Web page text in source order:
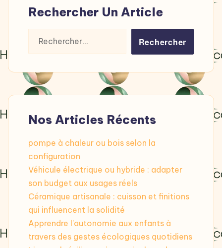
Rechercher Un Article
Nos Articles Récents
pompe à chaleur ou bois selon la
configuration
Véhicule électrique ou hybride : adapter
son budget aux usages réels
Céramique artisanale : cuisson et finitions
qui influencent la solidité
Apprendre l’autonomie aux enfants à
travers des gestes écologiques quotidiens